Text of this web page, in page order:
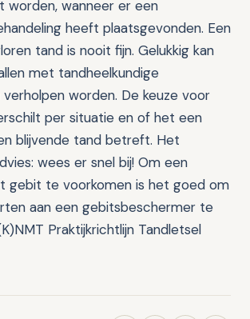
worden, wanneer er een
heeft plaatsgevonden. Een
tand is nooit fijn. Gelukkig kan
met tandheelkundige
verholpen worden. De keuze voor
per situatie en of het een
blijvende tand betreft. Het
wees er snel bij! Om een
gebit te voorkomen is het goed om
aan een gebitsbeschermer te
Praktijkrichtlijn Tandletsel